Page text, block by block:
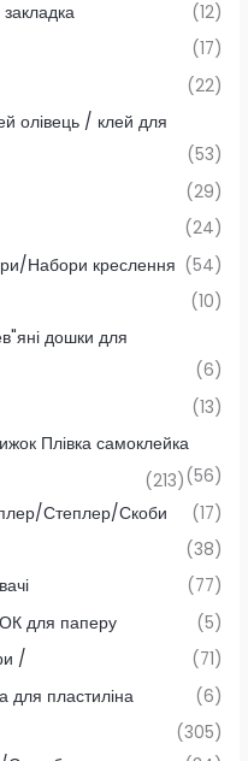
(12)
(17)
(22)
олівець / клей для
(53)
(29)
(24)
Набори креслення (54)
(10)
дошки для
(6)
(13)
Плівка самоклейка
(56)
(213)
Степлер/Скоби
(17)
(38)
(77)
для паперу
(5)
/
(71)
для пластиліна
(6)
(305)